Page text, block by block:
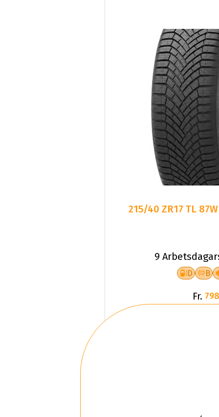
215/40 ZR17 TL
9
D B
Fr.